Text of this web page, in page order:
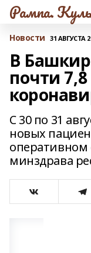
Рампа.
Новости 31 АВГУСТА
В
почти
С 30 по 31
новых
оперативном
минздрава